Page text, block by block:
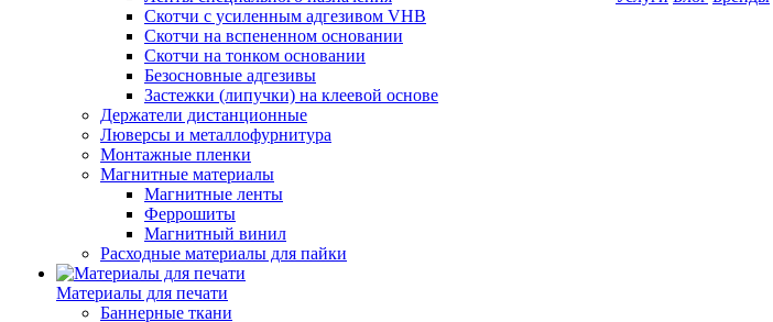
Скотчи с усиленным адгезивом VHB
Скотчи на вспененном основании
Скотчи на тонком основании
Безосновные адгезивы
Застежки (липучки) на клеевой основе
Держатели дистанционные
Люверсы и металлофурнитура
Монтажные пленки
Магнитные материалы
Магнитные ленты
Феррошиты
Магнитный винил
Расходные материалы для пайки
Материалы для печати
Баннерные ткани